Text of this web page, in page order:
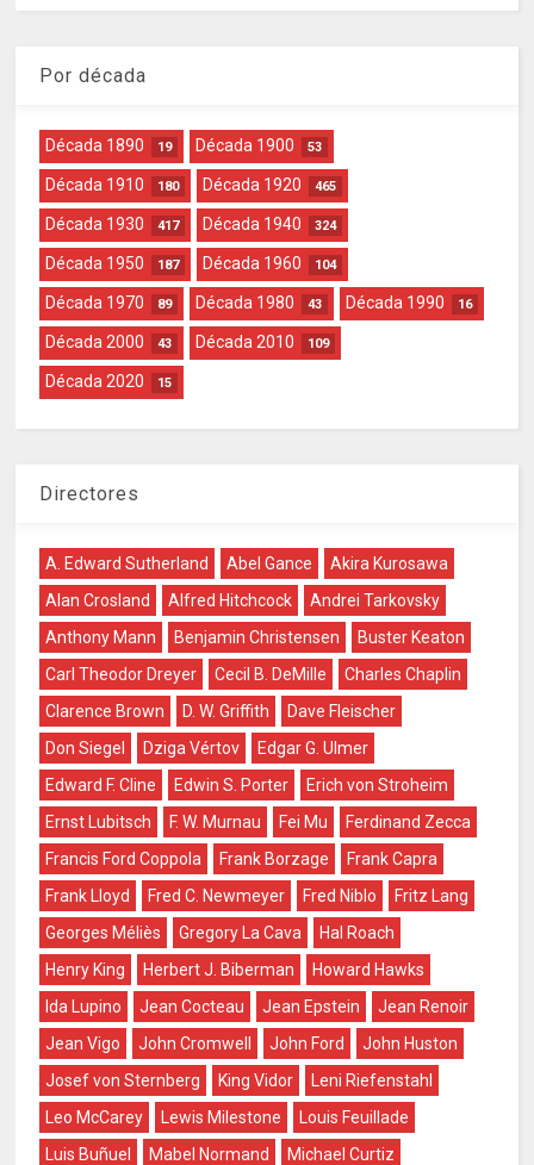
Por década
Década 1890 19 Década 1900 53
Década 1910 180 Década 1920 465
Década 1930 417 Década 1940 324
Década 1950 187 Década 1960 104
Década 1970 89 Década 1980 43 Década 1990 16
Década 2000 43 Década 2010 109
Década 2020 15
Directores
A. Edward Sutherland Abel Gance
Akira Kurosawa
Alan Crosland
Alfred Hitchcock
Andrei Tarkovsky
Anthony Mann
Benjamin Christensen
Buster Keaton
Carl Theodor Dreyer
Cecil B. DeMille
Charles Chaplin
Clarence Brown
D. W. Griffith
Dave Fleischer
Don Siegel
Dziga Vértov
Edgar G. Ulmer
Edward F. Cline
Edwin S. Porter
Erich von Stroheim
Ernst Lubitsch
F. W. Murnau Fei Mu
Ferdinand Zecca
Francis Ford Coppola
Frank Borzage
Frank Capra
Frank Lloyd
Fred C. Newmeyer Fred Niblo
Fritz Lang
Georges Méliès
Gregory La Cava
Hal Roach
Henry King
Herbert J. Biberman
Howard Hawks
Ida Lupino
Jean Cocteau Jean Epstein
Jean Renoir
Jean Vigo
John Cromwell John Ford
John Huston
Josef von Sternberg
King Vidor
Leni Riefenstahl
Leo McCarey
Lewis Milestone
Louis Feuillade
Luis Buñuel
Mabel Normand
Michael Curtiz